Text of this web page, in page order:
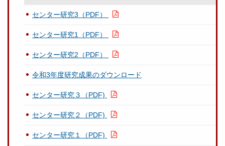
センター研究3（PDF）
センター研究1（PDF）
センター研究2（PDF）
令和3年度研究成果のダウンロード
センター研究３（PDF)
センター研究２（PDF)
センター研究１（PDF)